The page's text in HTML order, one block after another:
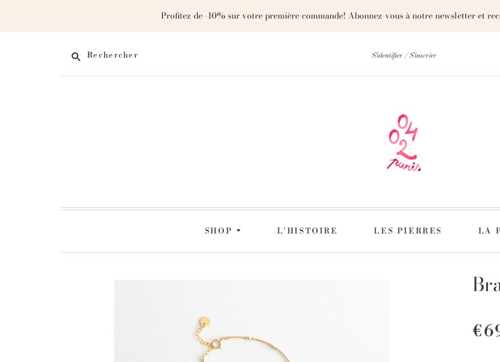
Profitez de -10% sur votre première commande! Abonnez-vous à notre newsletter et
Rechercher S'identifier S'inscrire
SHOP L'HISTOIRE LES PIERRES LA